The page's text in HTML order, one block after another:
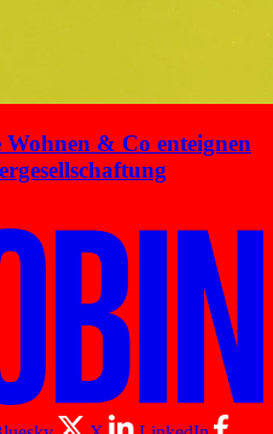
Wohnen & Co enteignen